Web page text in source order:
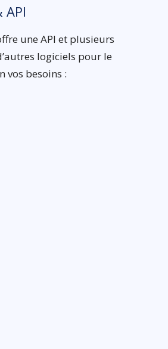
une API et plusieurs
logiciels pour le
vos besoins :